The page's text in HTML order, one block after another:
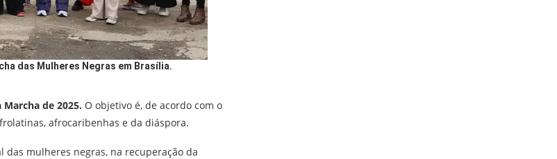
das Mulheres Negras em Brasília.
de 2025. O objetivo é, de acordo com o
afrocaribenhas e da diáspora.
mulheres negras, na recuperação da